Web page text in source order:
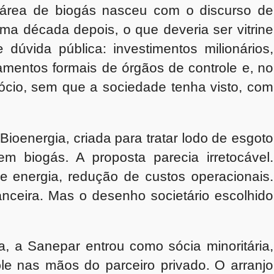
de biogás nasceu com o discurso de
década depois, o que deveria ser vitrine
pública: investimentos milionários,
formais de órgãos de controle e, no
sem que a sociedade tenha visto, com
criada para tratar lodo de esgoto
biogás. A proposta parecia irretocável.
energia, redução de custos operacionais.
Mas o desenho societário escolhido
a Sanepar entrou como sócia minoritária,
nas mãos do parceiro privado. O arranjo